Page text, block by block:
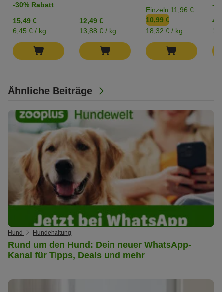
Ähnliche Beiträge
Hund Hundehaltung
Rund um den Hund: Dein neuer WhatsApp-
Kanal für Tipps, Deals und mehr
-30% Rabatt
15,49 €
6,45 € / kg
12,49 €
13,88 € / kg
Einzeln 11,96 €
10,99 €
18,32 € / kg
-